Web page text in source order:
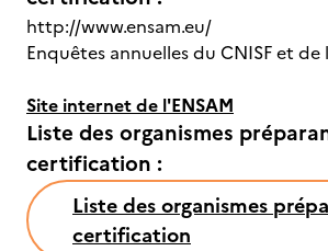
http://www.ensam.eu/
Enquêtes annuelles du CNISF et de
Site internet de l'ENSAM
Liste des organismes
certification :
Liste des organismes
certification